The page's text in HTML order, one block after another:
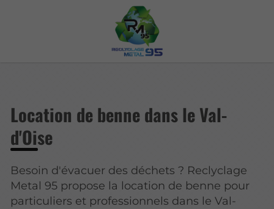
Location de benne dans le Val-
d'Oise
Besoin d'évacuer des déchets ? Reclyclage
Metal 95 propose la location de benne pour
particuliers et professionnels dans le Val-